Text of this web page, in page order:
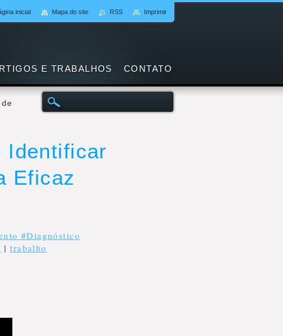
Identificar
Eficaz
#Diagnóstico
| trabalho
E TRABALHOS CONTATO
inicial Mapa do site RSS Imprimir